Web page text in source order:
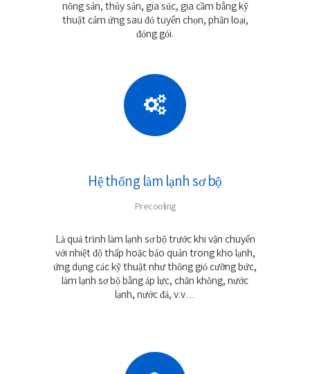
nông sản, thủy sản, gia súc, gia cầm bằng kỹ
thuật cảm ứng sau đó tuyển chọn, phân loại,
đóng gói.
Hệ thống làm lạnh sơ bộ
Precooling
Là quá trình làm lạnh sơ bộ trước khi vận chuyển
với nhiệt độ thấp hoặc bảo quản trong kho lạnh,
ứng dụng các kỹ thuật như thông gió cưỡng bức,
làm lạnh sơ bộ bằng áp lực, chân không, nước
lạnh, nước đá, v.v…